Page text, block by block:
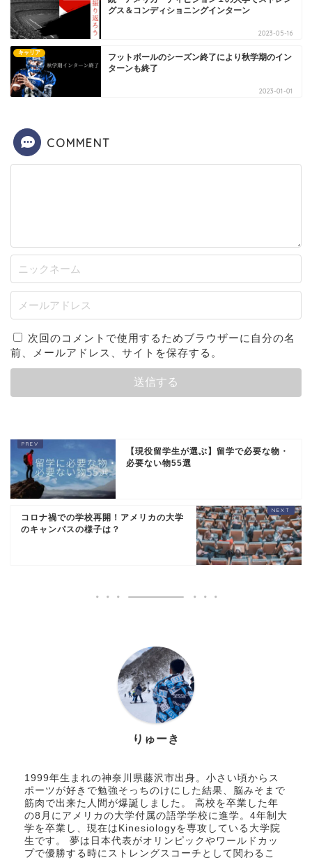
グス＆コンディショニングインターン
2023-05-16
キャリア
フットボールのシーズン終了により秋学期のイン
ターンも終了
2023-01-01
COMMENT
次回のコメントで使用するためブラウザーに自分の名
前、メールアドレス、サイトを保存する。
【現役留学生が選ぶ】留学で必要な物・
必要ない物55選
コロナ禍での学校再開！アメリカの大学
のキャンパスの様子は？
りゅーき
1999年生まれの神奈川県藤沢市出身。小さい頃からス
ポーツが好きで勉強そっちのけにした結果、脳みそまで
筋肉で出来た人間が爆誕しました。 高校を卒業した年
の8月にアメリカの大学付属の語学学校に進学。4年制大
学を卒業し、現在はKinesiologyを専攻している大学院
生です。 夢は日本代表がオリンピックやワールドカッ
プで優勝する時にストレングスコーチとして関わるこ